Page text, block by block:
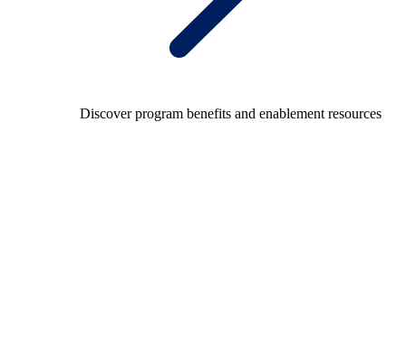
Discover program benefits and enablement resources